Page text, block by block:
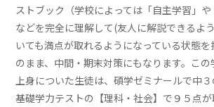
ストブック（学校によっては「自主学習」や
などを完全に理解して(友人に解説できるよ
いても満点が取れるようになっている状態
のまま、中間・期末対策にもなります。こ
上身についた生徒は、碩学ゼミナールで中３
基礎学力テストの【理科・社会】で９５点